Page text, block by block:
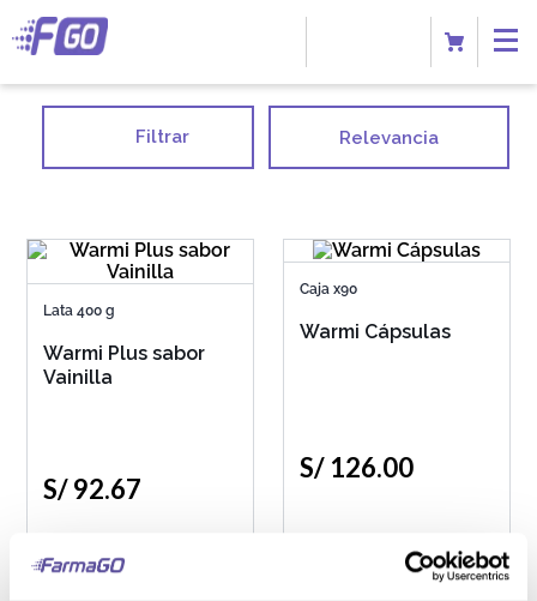
Filtrar Relevancia
Lata 400 g
Warmi Plus sabor
Vainilla
S/92.67
AGREGAR AL CARRITO
Caja x90
Warmi Cápsulas
S/ 126.00
AGREGAR AL CARRITO